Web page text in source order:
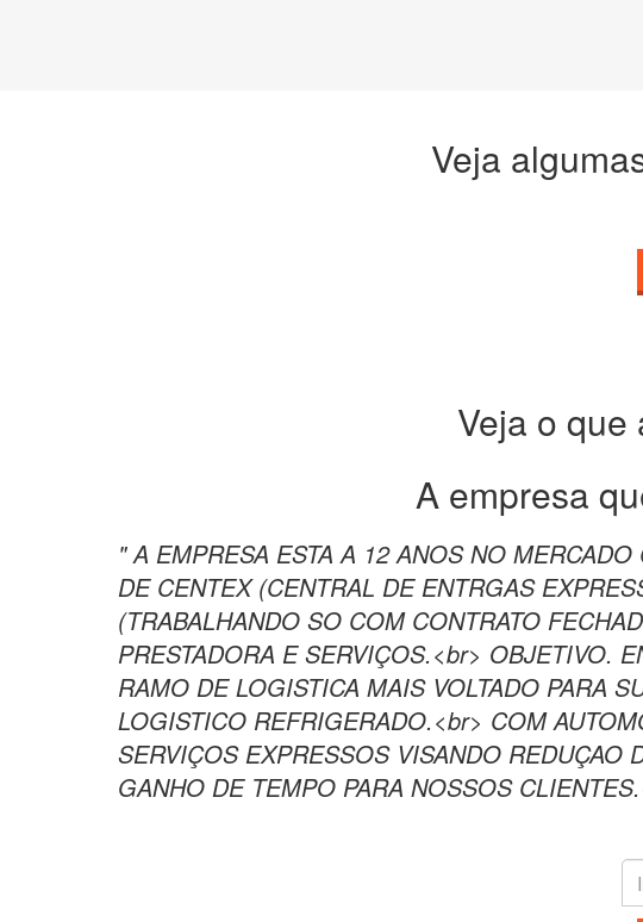
Veja
Veja o que
A empresa
" A EMPRESA ESTA A 12 ANOS NO
DE CENTEX (CENTRAL DE ENTRGAS
(TRABALHANDO SO COM CONTRATO
PRESTADORA E SERVIÇOS.<br> OBJETIVO.
RAMO DE LOGISTICA MAIS VOLTADO PARA
LOGISTICO REFRIGERADO.<br> COM
SERVIÇOS EXPRESSOS VISANDO REDUÇAO
GANHO DE TEMPO PARA NOSSOS